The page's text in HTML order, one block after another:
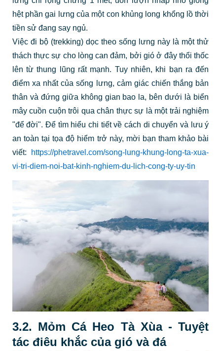
hệt phần gai lưng của một con khủng long khổng lồ thời
tiền sử đang say ngủ.
Việc đi bộ (trekking) dọc theo sống lưng này là một thử
thách thực sự cho lòng can đảm, bởi gió ở đây thổi thốc
lên từ thung lũng rất mạnh. Tuy nhiên, khi bạn ra đến
điểm xa nhất của sống lưng, cảm giác chiến thắng bản
thân và đứng giữa không gian bao la, bên dưới là biển
mây cuồn cuộn trôi qua chân thực sự là một trải nghiệm
"để đời". Để tìm hiểu chi tiết về cách di chuyển và lưu ý
an toàn tại tọa độ hiểm trở này, mời bạn tham khảo bài
viết: https://phetravel.com/song-lung-khung-long-ta-xua-
vi-tri-diem-noi-bat-kinh-nghiem-du-lich-cong-ty-uy-tin
3.2. Mỏm Cá Heo Tà Xùa - Tuyệt
tác điêu khắc của gió và đá